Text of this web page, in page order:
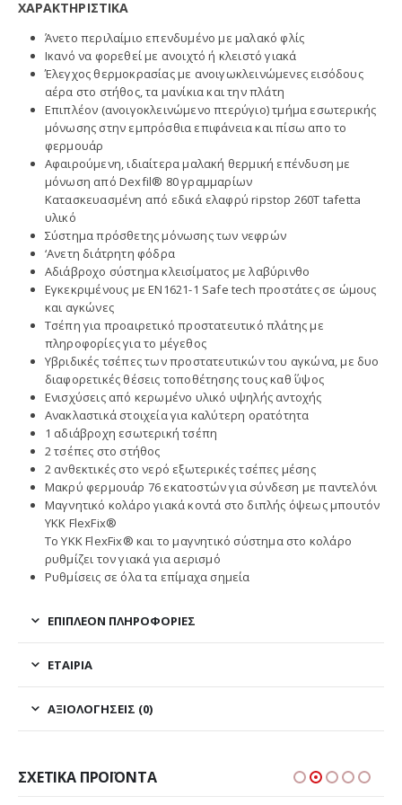
ΧΑΡΑΚΤΗΡΙΣΤΙΚΑ
Άνετο περιλαίμιο επενδυμένο με μαλακό φλίς
Ικανό να φορεθεί με ανοιχτό ή κλειστό γιακά
Έλεγχος θερμοκρασίας με ανοιγωκλεινώμενες εισόδους
αέρα στο στήθος, τα μανίκια και την πλάτη
Επιπλέον (ανοιγοκλεινώμενο πτερύγιο) τμήμα εσωτερικής
μόνωσης στην εμπρόσθια επιφάνεια και πίσω απο το
φερμουάρ
Αφαιρούμενη, ιδιαίτερα μαλακή θερμική επένδυση με
μόνωση από Dexfil® 80 γραμμαρίων
Κατασκευασμένη από εδικά ελαφρύ ripstop 260T tafetta
υλικό
Σύστημα πρόσθετης μόνωσης των νεφρών
‘Ανετη διάτρητη φόδρα
Αδιάβροχο σύστημα κλεισίματος με λαβύρινθο
Εγκεκριμένους με EN1621-1 Safe tech προστάτες σε ώμους
και αγκώνες
Τσέπη για προαιρετικό προστατευτικό πλάτης με
πληροφορίες για το μέγεθος
Υβριδικές τσέπες των προστατευτικών του αγκώνα, με δυο
διαφορετικές θέσεις τοποθέτησης τους καθ΄ ύψος
Ενισχύσεις από κερωμένο υλικό υψηλής αντοχής
Ανακλαστικά στοιχεία για καλύτερη ορατότητα
1 αδιάβροχη εσωτερική τσέπη
2 τσέπες στο στήθος
2 ανθεκτικές στο νερό εξωτερικές τσέπες μέσης
Μακρύ φερμουάρ 76 εκατοστών για σύνδεση με παντελόνι
Μαγνητικό κολάρο γιακά κοντά στο διπλής όψεως μπουτόν
ΥΚΚ FlexFix®
Το ΥΚΚ FlexFix® και το μαγνητικό σύστημα στο κολάρο
ρυθμίζει τον γιακά για αερισμό
Ρυθμίσεις σε όλα τα επίμαχα σημεία
ΕΠΙΠΛΈΟΝ ΠΛΗΡΟΦΟΡΊΕΣ
ΕΤΑΙΡΊΑ
ΑΞΙΟΛΟΓΉΣΕΙΣ (0)
ΣΧΕΤΙΚΆ ΠΡΟΪΌΝΤΑ